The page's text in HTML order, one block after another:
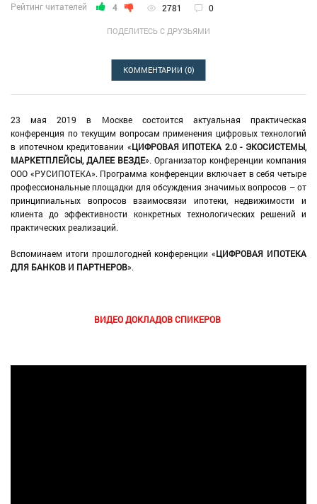
ПОДЕЛИТЕСЬ С ДРУЗЬЯМИ
Рейтинг читателей 4 2781 0
КОММЕНТАРИИ (0)
23 мая 2019 в Москве состоится актуальная практическая
конференция по текущим вопросам применения цифровых технологий
в ипотечном кредитовании «ЦИФРОВАЯ ИПОТЕКА 2.0 - ЭКОСИСТЕМЫ,
МАРКЕТПЛЕЙСЫ, ДАЛЕЕ ВЕЗДЕ». Организатор конференции компания
ООО «РУСИПОТЕКА». Программа конференции включает в себя четыре
профессиональные площадки для обсуждения значимых вопросов – от
принципиальных вопросов взаимосвязи ипотеки, недвижимости и
клиента до эффективности конкретных технологических решений и
практических реализаций.
Вспоминаем итоги прошлогодней конференции «ЦИФРОВАЯ ИПОТЕКА
ДЛЯ БАНКОВ И ПАРТНЕРОВ».
ВИДЕО ДОКЛАДОВ СПИКЕРОВ